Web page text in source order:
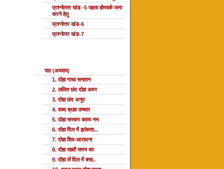
प्रश्‍नोत्‍तर खंड -5 पहला होमवर्क जमा
करने हेतु
प्रश्नोत्तर खंड-6
प्रश्नोत्तर खंड-7
पाठ (अध्याय)
1. दोहा गाथा सनातन
2. ललित छंद दोहा अमर
3. दोहा छंद अनूप
4. शब्द ब्रह्म उच्चार
5. दोहा भास्कर काव्य नभ
6. दोहा दिल में झांकता...
7. दोहा शिव-आराधना
8. दोहा साक्षी समय का
9. दोहा लें दिल में बसा..